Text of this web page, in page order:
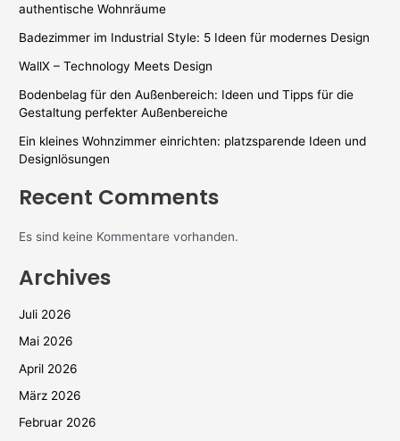
authentische Wohnräume
Badezimmer im Industrial Style: 5 Ideen für modernes Design
WallX – Technology Meets Design
Bodenbelag für den Außenbereich: Ideen und Tipps für die
Gestaltung perfekter Außenbereiche
Ein kleines Wohnzimmer einrichten: platzsparende Ideen und
Designlösungen
Recent Comments
Es sind keine Kommentare vorhanden.
Archives
Juli 2026
Mai 2026
April 2026
März 2026
Februar 2026